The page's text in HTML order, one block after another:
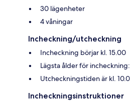
30 lägenheter
4 våningar
Incheckning/utcheckning
Incheckning börjar kl. 15.00
Lägsta ålder för incheckning:
Utcheckningstiden är kl.
Incheckningsinstruktioner